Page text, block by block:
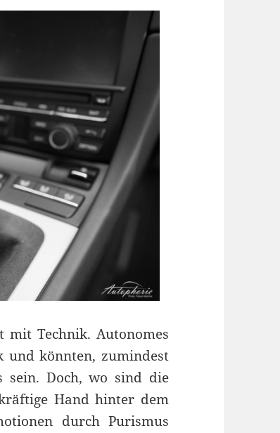
mit Technik. Autonomes
und könnten, zumindest
sein. Doch, wo sind die
Hand hinter dem
durch Purismus